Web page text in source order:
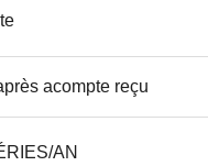
acompte reçu
AN